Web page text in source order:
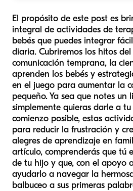
El propósito de este post es
integral de actividades de
bebés que puedes integrar
diaria. Cubriremos los hitos
comunicación temprana, la
aprenden los bebés y
en el juego para aumentar la
pequeño. Ya sea que notes un
simplemente quieras darle a
comienzo posible, estas
para reducir la frustración y
alegres de aprendizaje en
artículo, comprenderás que tú
de tu hijo y que, con el apoyo
ayudarlo a navegar la
balbuceo a sus primeras